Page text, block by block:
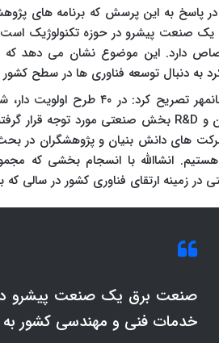
پاسخ به این پرسش که برنامه های
دارد. این موضوع نشان می دهد که
به دنبال توسعه فناوری ها در سطح
مرجانمهر تصریح کرد:
و R&D بخش صنعتی مورد توجه قرار
های دانش بنیان و پژوهشگران در بحث
انشاالله با انسجام بخشی که
در زمینه ارتقای فناوری کشور در سالی
خدمات فنی و مهندسی کشور